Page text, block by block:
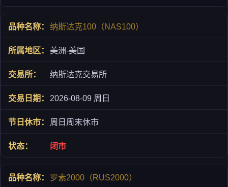
纳斯达克100（NAS100）
美洲-美国
纳斯达克交易所
2026-08-09 周日
周日周末休市
闭市
罗素2000（RUS2000）